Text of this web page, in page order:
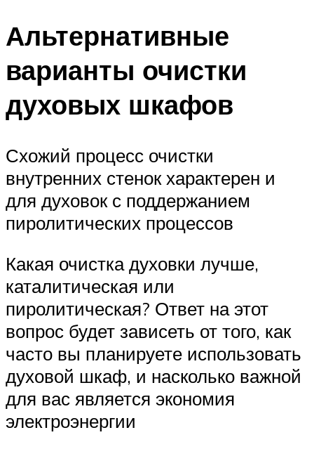
Альтернативные
варианты очистки
духовых шкафов
Схожий процесс очистки
внутренних стенок характерен и
для духовок с поддержанием
пиролитических процессов
Какая очистка духовки лучше,
каталитическая или
пиролитическая? Ответ на этот
вопрос будет зависеть от того, как
часто вы планируете использовать
духовой шкаф, и насколько важной
для вас является экономия
электроэнергии